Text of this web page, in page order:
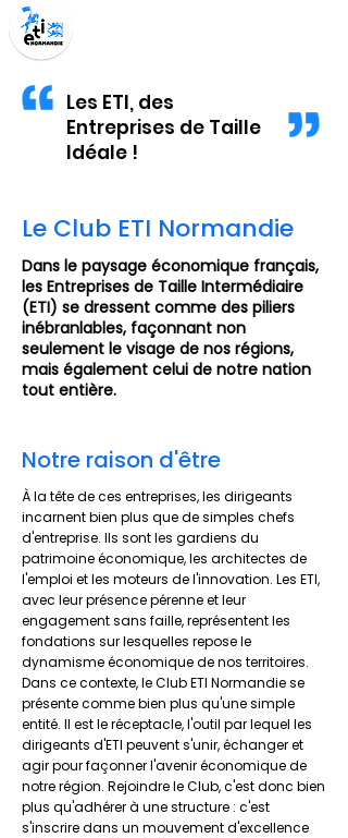
Les ETI, des
Entreprises de Taille
Idéale !
Le Club ETI Normandie
Dans le paysage économique français,
les Entreprises de Taille Intermédiaire
(ETI) se dressent comme des piliers
inébranlables, façonnant non
seulement le visage de nos régions,
mais également celui de notre nation
tout entière.
Notre raison d'être
À la tête de ces entreprises, les dirigeants
incarnent bien plus que de simples chefs
d'entreprise. Ils sont les gardiens du
patrimoine économique, les architectes de
l'emploi et les moteurs de l'innovation. Les ETI,
avec leur présence pérenne et leur
engagement sans faille, représentent les
fondations sur lesquelles repose le
dynamisme économique de nos territoires.
Dans ce contexte, le Club ETI Normandie se
présente comme bien plus qu'une simple
entité. Il est le réceptacle, l'outil par lequel les
dirigeants d'ETI peuvent s'unir, échanger et
agir pour façonner l'avenir économique de
notre région. Rejoindre le Club, c'est donc bien
plus qu'adhérer à une structure : c'est
s'inscrire dans un mouvement d'excellence